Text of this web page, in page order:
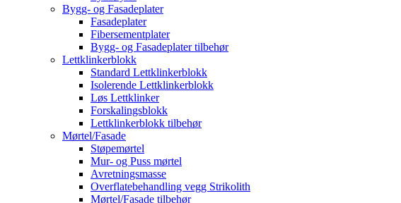
Bygg- og Fasadeplater
Fasadeplater
Fibersementplater
Bygg- og Fasadeplater tilbehør
Lettklinkerblokk
Standard Lettklinkerblokk
Isolerende Lettklinkerblokk
Løs Lettklinker
Forskalingsblokk
Lettklinkerblokk tilbehør
Mørtel/Fasade
Støpemørtel
Mur- og Puss mørtel
Avretningsmasse
Overflatebehandling vegg Strikolith
Mørtel/Fasade tilbehør